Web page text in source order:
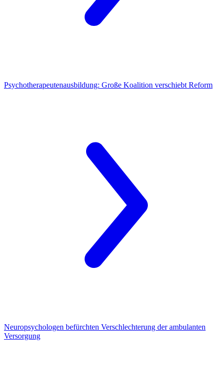
Psychotherapeutenausbildung: Große Koalition verschiebt Reform
Neuropsychologen befürchten Verschlechterung der ambulanten
Versorgung